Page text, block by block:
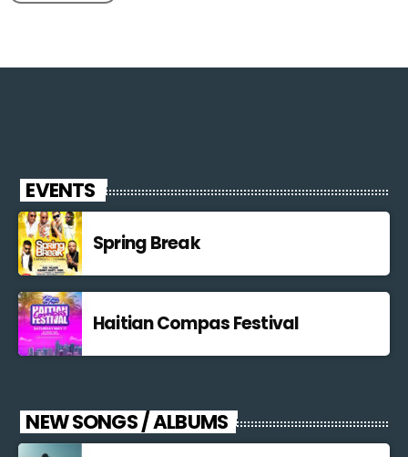
EVENTS
Spring Break
Haitian Compas Festival
NEW SONGS / ALBUMS